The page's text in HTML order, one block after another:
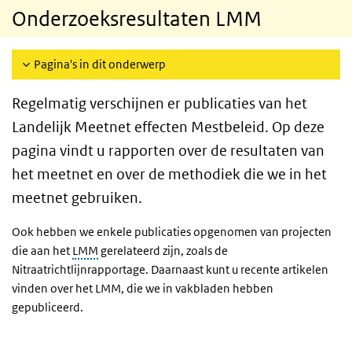
Onderzoeksresultaten LMM
Pagina's in dit onderwerp
Regelmatig verschijnen er publicaties van het
Landelijk Meetnet effecten Mestbeleid. Op deze
pagina vindt u rapporten over de resultaten van
het meetnet en over de methodiek die we in het
meetnet gebruiken.
Ook hebben we enkele publicaties opgenomen van projecten
die aan het LMM gerelateerd zijn, zoals de
Nitraatrichtlijnrapportage. Daarnaast kunt u recente artikelen
vinden over het LMM, die we in vakbladen hebben
gepubliceerd.